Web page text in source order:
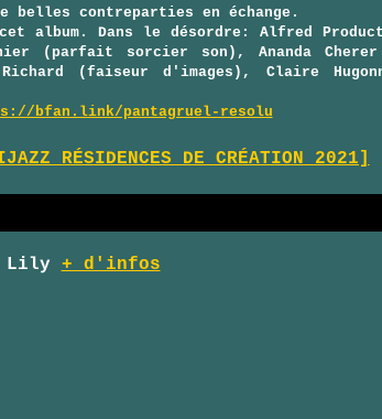
belles contreparties en échange.
album. Dans le désordre: Alfred
(parfait sorcier son), Ananda
(faiseur d'images), Claire
bfan.link/pantagruel-resolu
RÉSIDENCES DE CRÉATION 2021]
Lily + d'infos